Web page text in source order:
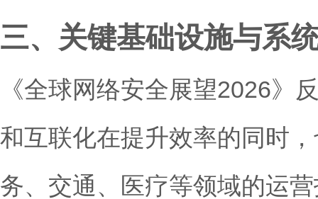
三、关键基础设施与系
《全球网络安全展望2026》
和互联化在提升效率的同时
务、交通、医疗等领域的运